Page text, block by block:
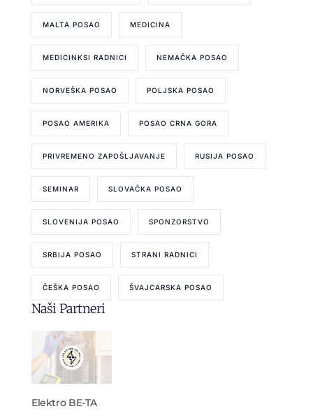
MALTA POSAO MEDICINA
MEDICINKSI RADNICI NEMAČKA POSAO
NORVEŠKA POSAO POLJSKA POSAO
POSAO AMERIKA POSAO CRNA GORA
PRIVREMENO ZAPOŠLJAVANJE RUSIJA POSAO
SEMINAR SLOVAČKA POSAO
SLOVENIJA POSAO SPONZORSTVO
SRBIJA POSAO STRANI RADNICI
ČEŠKA POSAO ŠVAJCARSKA POSAO
Naši Partneri
Elektro BE-TA